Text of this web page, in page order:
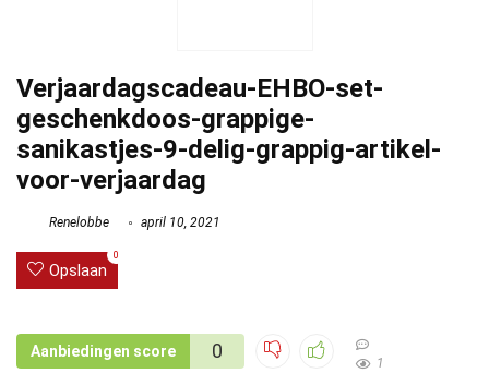
Verjaardagscadeau-EHBO-set-
geschenkdoos-grappige-
sanikastjes-9-delig-grappig-artikel-
voor-verjaardag
Renelobbe april 10, 2021
Opslaan
0
Aanbiedingen score 0
1